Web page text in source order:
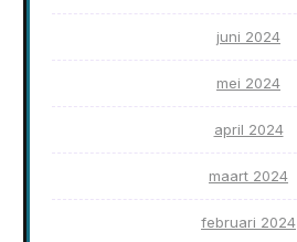
juni 2024
mei 2024
april 2024
maart 2024
februari 2024